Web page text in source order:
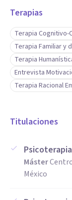
Terapias
Terapia Cognitivo-
Terapia Familiar y
Terapia
Entrevista
Terapia Racional
Titulaciones
Máster
México